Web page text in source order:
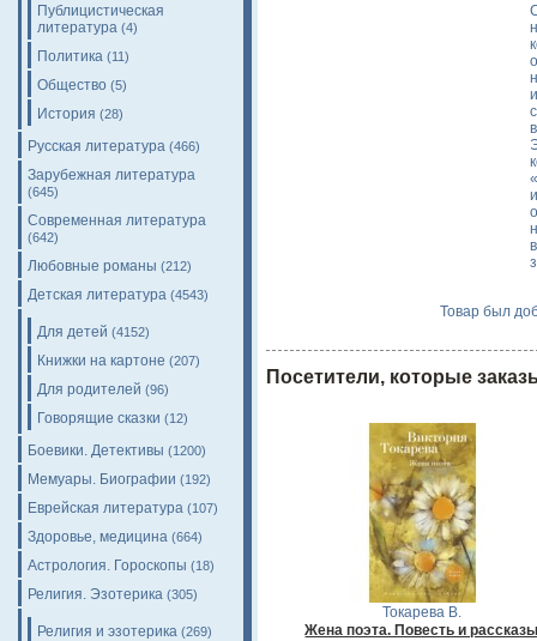
Публицистическая
литература (4)
Политика (11)
Общество (5)
История (28)
Русская литература (466)
Зарубежная литература
(645)
Современная литература
(642)
Любовные романы (212)
Детская литература (4543)
Для детей (4152)
Книжки на картоне (207)
Для родителей (96)
Говорящие сказки (12)
Боевики. Детективы (1200)
Мемуары. Биографии (192)
Еврейская литература (107)
Здоровье, медицина (664)
Астрология. Гороскопы (18)
Религия. Эзотерика (305)
Религия и эзотерика (269)
Товар был
Посетители, которые
Токарева В.
Жена поэта. Повесть и